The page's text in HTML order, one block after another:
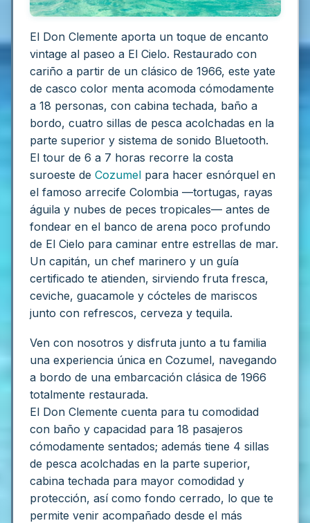
El Don Clemente aporta un toque de encanto
vintage al paseo a El Cielo. Restaurado con
cariño a partir de un clásico de 1966, este yate
de casco color menta acomoda cómodamente
a 18 personas, con cabina techada, baño a
bordo, cuatro sillas de pesca acolchadas en la
parte superior y sistema de sonido Bluetooth.
El tour de 6 a 7 horas recorre la costa
suroeste de Cozumel para hacer esnórquel en
el famoso arrecife Colombia —tortugas, rayas
águila y nubes de peces tropicales— antes de
fondear en el banco de arena poco profundo
de El Cielo para caminar entre estrellas de mar.
Un capitán, un chef marinero y un guía
certificado te atienden, sirviendo fruta fresca,
ceviche, guacamole y cócteles de mariscos
junto con refrescos, cerveza y tequila.
Ven con nosotros y disfruta junto a tu familia
una experiencia única en Cozumel, navegando
a bordo de una embarcación clásica de 1966
totalmente restaurada.
El Don Clemente cuenta para tu comodidad
con baño y capacidad para 18 pasajeros
cómodamente sentados; además tiene 4 sillas
de pesca acolchadas en la parte superior,
cabina techada para mayor comodidad y
protección, así como fondo cerrado, lo que te
permite venir acompañado desde el más